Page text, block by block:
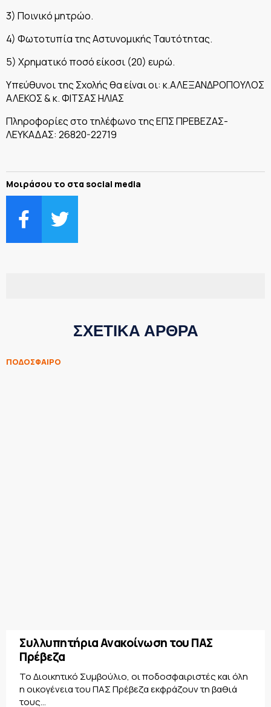
3) Ποινικό μητρώο.
4) Φωτοτυπία της Αστυνομικής Ταυτότητας.
5) Χρηματικό ποσό είκοσι (20) ευρώ.
Υπεύθυνοι της Σχολής θα είναι οι: κ.ΑΛΕΞΑΝΔΡΟΠΟΥΛΟΣ
ΑΛΕΚΟΣ & κ. ΦΙΤΣΑΣ ΗΛΙΑΣ
Πληροφορίες στο τηλέφωνο της ΕΠΣ ΠΡΕΒΕΖΑΣ-
ΛΕΥΚΑΔΑΣ: 26820-22719
Μοιράσου το στα social media
ΣΧΕΤΙΚΑ ΑΡΘΡΑ
ΠΟΔΟΣΦΑΙΡΟ
Συλλυπητήρια Ανακοίνωση του ΠΑΣ
Πρέβεζα
Το Διοικητικό Συμβούλιο, οι ποδοσφαιριστές και όλη
η οικογένεια του ΠΑΣ Πρέβεζα εκφράζουν τη βαθιά
τους...